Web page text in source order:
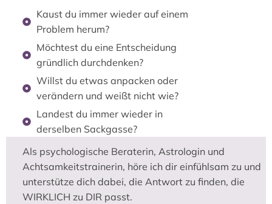
Kaust du immer wieder auf einem
Problem herum?
Möchtest du eine Entscheidung
gründlich durchdenken?
Willst du etwas anpacken oder
verändern und weißt nicht wie?
Landest du immer wieder in
derselben Sackgasse?
Als psychologische Beraterin, Astrologin und
Achtsamkeitstrainerin, höre ich dir einfühlsam zu und
unterstütze dich dabei, die Antwort zu finden, die
WIRKLICH zu DIR passt.